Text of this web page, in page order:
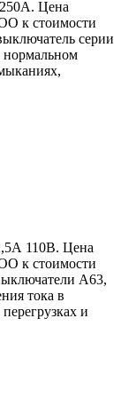
Цена
к стоимости
серии
нормальном
110В. Цена
к стоимости
А63,
тока в
и